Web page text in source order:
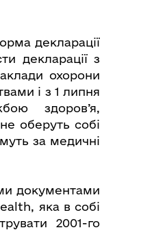
декларації
декларації з
охорони
і з 1 липня
здоров’я,
оберуть собі
за медичні
документами
яка в собі
2001-го